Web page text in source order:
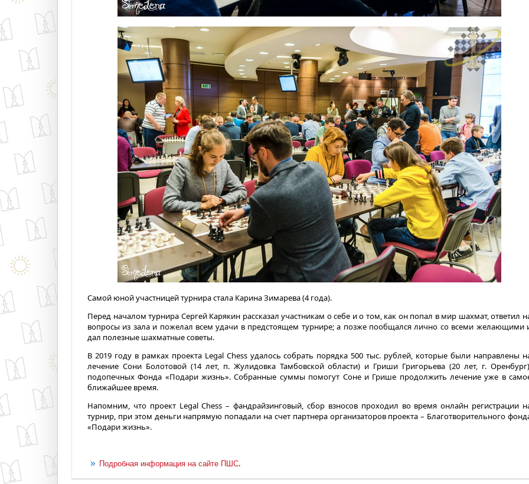
Самой юной участницей турнира стала Карина Зимарева (4 года).
Перед началом турнира Сергей Карякин рассказал участникам о себе и о том, как он попал в мир шахмат, ответил
вопросы из зала и пожелал всем удачи в предстоящем турнире; а позже пообщался лично со всеми желающими
дал полезные шахматные советы.
В 2019 году в рамках проекта Legal Chess удалось собрать порядка 500 тыс. рублей, которые были направлены
лечение Сони Болотовой (14 лет, п. Жулидовка Тамбовской области) и Гриши Григорьева (20 лет, г.
подопечных Фонда «Подари жизнь». Собранные суммы помогут Соне и Грише продолжить лечение уже в
ближайшее время.
Напомним, что проект Legal Chess – фандрайзинговый, сбор взносов проходил во время онлайн регистрации
турнир, при этом деньги напрямую попадали на счет партнера организаторов проекта – Благотворительного
«Подари жизнь».
Подробная информация на сайте ПШС.